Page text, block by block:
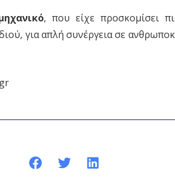
, που είχε προσκομίσει
για απλή συνέργεια σε